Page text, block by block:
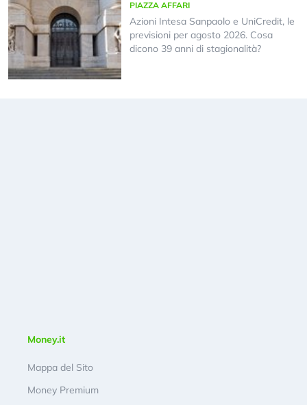
PIAZZA AFFARI
Azioni Intesa Sanpaolo e UniCredit, le
previsioni per agosto 2026. Cosa
dicono 39 anni di stagionalità?
Money.it
Mappa del Sito
Money Premium